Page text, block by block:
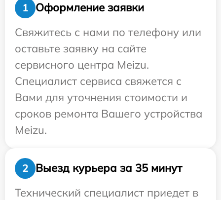
1
Оформление заявки
Свяжитесь с нами по телефону или
оставьте заявку на сайте
сервисного центра Meizu.
Специалист сервиса свяжется с
Вами для уточнения стоимости и
сроков ремонта Вашего устройства
Meizu.
2
Выезд курьера за 35 минут
Технический специалист приедет в